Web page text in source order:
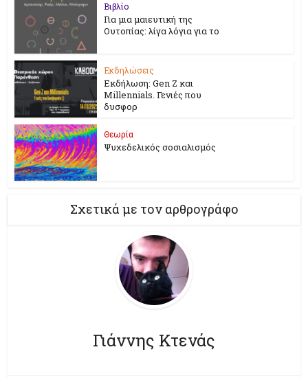
Βιβλίο
Για μια μαιευτική της
Ουτοπίας: λίγα λόγια για το
Εκδηλώσεις
Εκδήλωση: Gen Z και
Millennials. Γενιές που
δυσφορ
Θεωρία
Ψυχεδελικός σοσιαλισμός
Σχετικά με τον αρθρογράφο
Γιάννης Κτενάς